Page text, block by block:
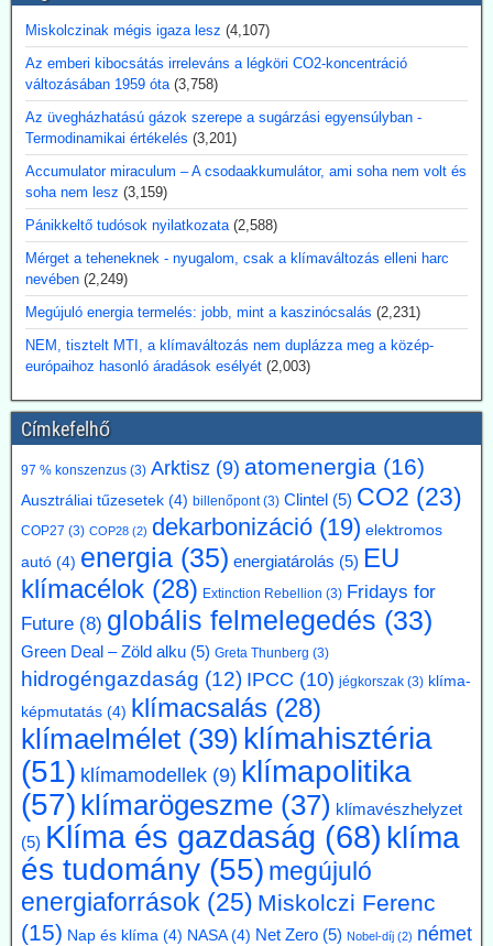
ezt a technológiát olyan piacokra pozícionálja, ahol a mesterséges
intelligencia (AI) adatközpontok, az ipar, a védelmi ágazat és a
hajózás megbízható, folyamatos teljesítményre szorulnak. A modul
egy reaktormagból és szilícium-karbidból készült nyomástartó
tartályból áll, de egyelőre még nem termel áramot. Ezért továbbra is
döntő fontosságúak az engedélyezés, az üzemanyag-ellátás, a
biztonsági tanúsítványok és a megbízható, folyamatos
üzemeltetés.
Kommentárunk: Véleményünk szerint az utalás a 3D-nyomtatóra
egy figyelemfölkeltő reklámfogás - egy reaktor igényesebb annál,
hogy a 3D-nyomtatóra bízzuk megépítését.
2026.07.17. Blackout News: Argentína
magánbefektetői finanszírozással kíván
atomerőművet létesíteni
Argentína az Atucha-i atomerőmű-telepen egy új, körülbelül 300
megawatt teljesítményű atomreaktort kíván építeni. A projektet
összege várhatóan eléri az 1,2 milliárd amerikai dollárt. Luis Caputo
gazdasági miniszter július elején mutatta be a terveket a projekt
fejlesztőjével, a Meitner Energy vállalattal közösen. A vállalat az
ACR-300 nevű argentin reaktortervet kívánja elsőként kereskedelmi
Kommentárunk: Ezek szerint Argentínáról nemcsak pénzügy
válságok említése során hallhatunk, hanem nukleáris technológiánál
is. A 300 MW Paks II teljesítményének kb. egyhetede.
2026.07.17. Blackout News: A német RWE
vezérigazgatója a német - az uniós vállalásoknál
5 évvel előbbre hozott - klímacélok eltörlését kéri
Markus Krebber, az RWE vezérigazgatója azt követeli, hogy
hosszabbítsák meg a német klímacélok elérése határidejét, és a
klímasemlegességet 2045-ről 2050-re halasszák el. Úgy véli, hogy a
korábbi, az EU 2050-es célévétől eltérő német „különút” gazdasági
szempontból káros és klímapolitikai szempontból hatástalan.
Vassiliadis, szakszervezeti vezetője támogatja a kezdeményezést,
mivel a magas energiaköltségek, a gyenge konjunktúra és a rövid
beruházási határidők elsősorban az energiaintenzív vállalkozásokat
terhelik. A törvényes cél azonban továbbra is érvényben marad,
amíg a Bundestag nem módosítja az éghajlatvédelmi törvényt.
Kommentárunk: Az öt év halasztás kb. annyit jelent, mint
fuldoklónak a szalmaszál. És evvel a két idézett vezető is tisztában
van.
Miskolczinak mégis igaza lesz (4,107)
Az emberi kibocsátás irreleváns a légköri CO2-koncentráció
változásában 1959 óta (3,758)
Az üvegházhatású gázok szerepe a sugárzási egyensúlyban -
Termodinamikai értékelés (3,201)
Accumulator miraculum – A csodaakkumulátor, ami soha nem volt és
soha nem lesz (3,159)
Pánikkeltő tudósok nyilatkozata (2,588)
Mérget a teheneknek - nyugalom, csak a klímaváltozás elleni harc
nevében (2,249)
Megújuló energia termelés: jobb, mint a kaszinócsalás (2,231)
NEM, tisztelt MTI, a klímaváltozás nem duplázza meg a közép-
európaihoz hasonló áradások esélyét (2,003)
Címkefelhő
97 % konszenzus (3) Arktisz (9) atomenergia (16)
Ausztráliai tűzesetek (4) billenőpont(3) Clintel (5) CO2 (23)
COP27 (3) COP28 (2) dekarbonizáció (19) elektromos
autó (4) energia (35) energiatárolás (5) EU
klímacélok (28) Extinction Rebellion (3) Fridays for
Future (8) globális felmelegedés (33)
Green Deal – Zöld alku (5) Greta Thunberg (3)
hidrogéngazdaság (12) IPCC (10) jégkorszak (3) klíma-
képmutatás (4) klímacsalás (28)
klímaelmélet (39) klímahisztéria
(51) klímamodellek (9) klímapolitika
(57) klímarögeszme (37) klímavészhelyzet
(5) Klíma és gazdaság (68) klíma
és tudomány (55) megújuló
energiaforrások (25) Miskolczi Ferenc
(15) Nap és klíma (4) NASA(4) Net Zero (5) Nobel-díj (2) német